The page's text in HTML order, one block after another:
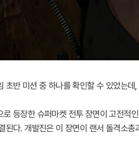
초반 미션 중 하나를 확인할 수 있었는
로 등장한 슈퍼마켓 전투 장면이 고전적
된다. 개발진은 이 장면이 랜서 돌격소